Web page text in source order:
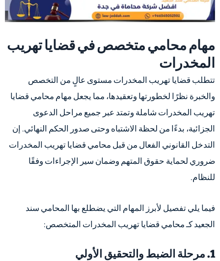
مهام محامي متخصص في قضايا تهريب
المخدرات
تتطلب قضايا تهريب المخدرات مستوى عالٍ من التخصص
والخبرة نظرًا لخطورتها وتعقيدها، مما يجعل مهام محامي قضايا
تهريب المخدرات شاملة وتمتد عبر جميع مراحل الدعوى
الجزائية، بدءًا من لحظة الاشتباه وحتى صدور الحكم النهائي. إن
التدخل القانوني الفعال من قبل محامي قضايا تهريب المخدرات
ضروري لحماية حقوق المتهم وضمان سير الإجراءات وفقًا
للنظام.
فيما يلي تفصيل لأبرز المهام التي يضطلع بها المحامي سند
الجعيد كـ محامي قضايا تهريب المخدرات المتخصص:
1. مرحلة الضبط والتحقيق الأولي